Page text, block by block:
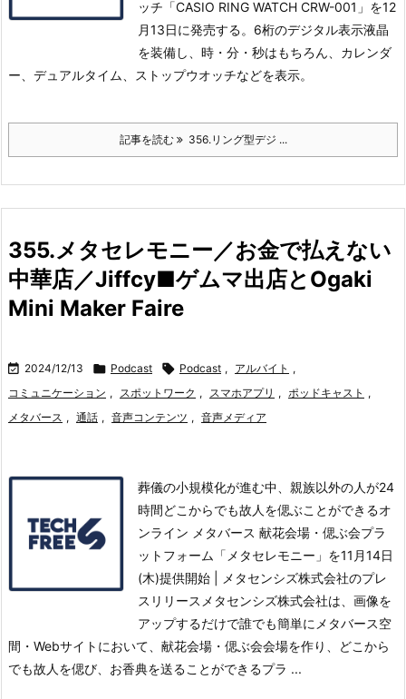
ッチ「CASIO RING WATCH CRW-001」を12
月13日に発売する。 6桁のデジタル表示液晶
を装備し、時・分・秒はもちろん、カレンダ
ー、デュアルタイム、ストップウオッチなどを表示。
記事を読む 356.リング型デジ ...
355.メタセレモニー／お金で払えない
中華店／Jiffcy■ゲムマ出店とOgaki
Mini Maker Faire
 2024/12/13  Podcast  Podcast , アルバイト ,
コミュニケーション , スポットワーク , スマホアプリ , ポッドキャスト ,
メタバース , 通話 , 音声コンテンツ , 音声メディア
葬儀の小規模化が進む中、親族以外の人が24
時間どこからでも故人を偲ぶことができるオ
ンライン メタバース 献花会場・偲ぶ会プラ
ットフォーム「メタセレモニー」を11月14日
(木)提供開始 | メタセンシズ株式会社のプレ
スリリースメタセンシズ株式会社は、画像を
アップするだけで誰でも簡単にメタバース空
間・Webサイトにおいて、献花会場・偲ぶ会会場を作り、どこから
でも故人を偲び、お香典を送ることができるプラ ...